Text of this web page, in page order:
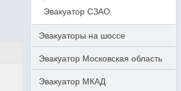
Эвакуатор СЗАО
Эвакуаторы на шоссе
Эвакуатор Московская область
Эвакуатор МКАД